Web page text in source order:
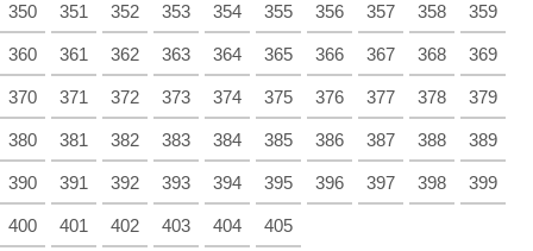
350 351 352 353 354 355 356 357 358 359
360 361 362 363 364 365 366 367 368 369
370 371 372 373 374 375 376 377 378 379
380 381 382 383 384 385 386 387 388 389
390 391 392 393 394 395 396 397 398 399
400 401 402 403 404 405